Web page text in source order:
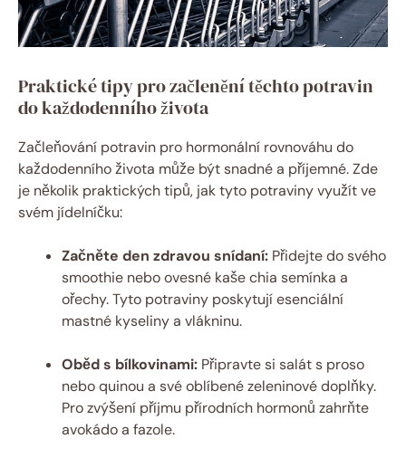
Praktické tipy pro začlenění těchto potravin
do každodenního života
Začleňování potravin pro hormonální rovnováhu do
každodenního života může být snadné a příjemné. Zde
je několik praktických tipů, jak tyto potraviny využít ve
svém jídelníčku:
Začněte den zdravou snídaní: Přidejte do svého
smoothie nebo ovesné kaše chia semínka a
ořechy. Tyto potraviny poskytují esenciální
mastné kyseliny a vlákninu.
Oběd s bílkovinami: Připravte si salát s proso
nebo quinou a své oblíbené zeleninové doplňky.
Pro zvýšení příjmu přírodních hormonů zahrňte
avokádo a fazole.